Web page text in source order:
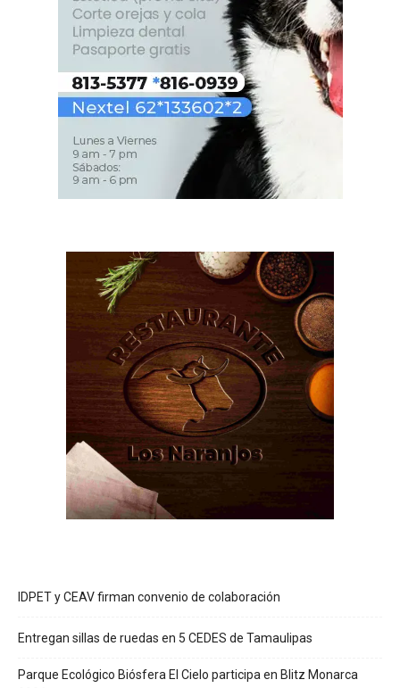
IDPET y CEAV firman convenio de colaboración
Entregan sillas de ruedas en 5 CEDES de Tamaulipas
Parque Ecológico Biósfera El Cielo participa en Blitz Monarca